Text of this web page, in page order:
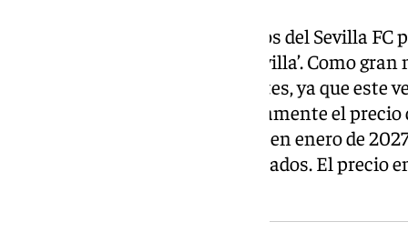
Comienza la campaña de abonos del Sevilla
el lema ‘Nervión, corazón de Sevilla’. Como
campaña se dividirá en dos partes, ya que este
renovarán y abonarán exclusivamente el
Sánchez-Pizjuán, mientras que en enero de
socio junto a los socios no abonados. El precio